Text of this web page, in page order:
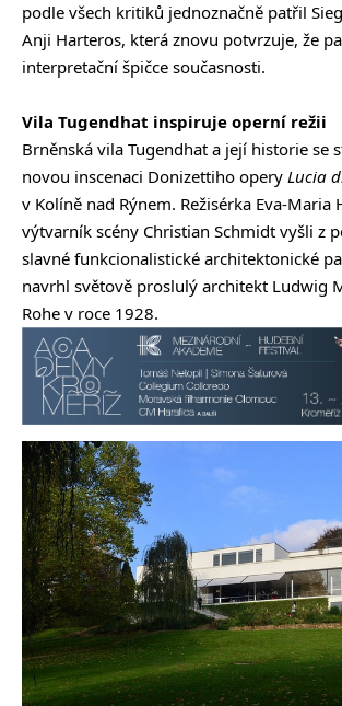
podle všech kritiků jednoznačně patřil
Anji Harteros, která znovu potvrzuje, že
interpretační špičce současnosti.
Vila Tugendhat inspiruje operní režii
Brněnská vila Tugendhat a její historie se
novou inscenaci Donizettiho opery Lucia
v Kolíně nad Rýnem. Režisérka Eva-Maria
výtvarník scény Christian Schmidt vyšli z
slavné funkcionalistické architektonické
navrhl světově proslulý architekt Ludwig
Rohe v roce 1928.